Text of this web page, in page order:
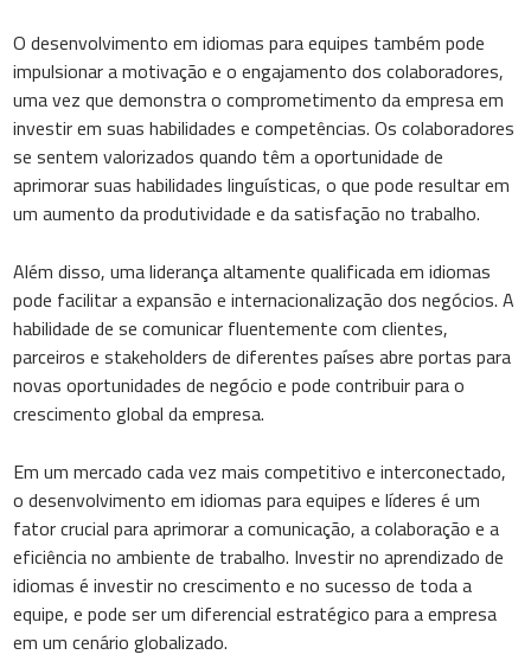
O desenvolvimento em idiomas para equipes também pode
impulsionar a motivação e o engajamento dos colaboradores,
uma vez que demonstra o comprometimento da empresa em
investir em suas habilidades e competências. Os colaboradores
se sentem valorizados quando têm a oportunidade de
aprimorar suas habilidades linguísticas, o que pode resultar em
um aumento da produtividade e da satisfação no trabalho.
Além disso, uma liderança altamente qualificada em idiomas
pode facilitar a expansão e internacionalização dos negócios. A
habilidade de se comunicar fluentemente com clientes,
parceiros e stakeholders de diferentes países abre portas para
novas oportunidades de negócio e pode contribuir para o
crescimento global da empresa.
Em um mercado cada vez mais competitivo e interconectado,
o desenvolvimento em idiomas para equipes e líderes é um
fator crucial para aprimorar a comunicação, a colaboração e a
eficiência no ambiente de trabalho. Investir no aprendizado de
idiomas é investir no crescimento e no sucesso de toda a
equipe, e pode ser um diferencial estratégico para a empresa
em um cenário globalizado.